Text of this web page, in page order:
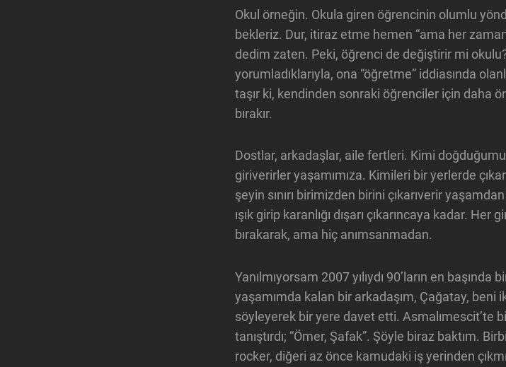
Okul örneğin. Okula giren öğrencinin olumlu
bekleriz. Dur, itiraz etme hemen “ama her
dedim zaten. Peki, öğrenci de değiştirir mi
yorumladıklarıyla, ona “öğretme” iddiasında
taşır ki, kendinden sonraki öğrenciler için daha
bırakır.
Dostlar, arkadaşlar, aile fertleri. Kimi
giriverirler yaşamımıza. Kimileri bir yerlerde
şeyin sınırı birimizden birini çıkarıverir
ışık girip karanlığı dışarı çıkarıncaya kadar.
bırakarak, ama hiç anımsanmadan.
Yanılmıyorsam 2007 yılıydı 90’ların en
yaşamımda kalan bir arkadaşım, Çağatay, beni
söyleyerek bir yere davet etti. Asmalımescit’te
tanıştırdı; “Ömer, Şafak”. Şöyle biraz baktım.
rocker, diğeri az önce kamudaki iş yerinden